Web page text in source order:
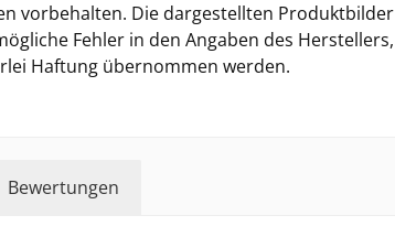
vorbehalten. Die dargestellten Produktbilder
Fehler in den Angaben des Herstellers,
Haftung übernommen werden.
Bewertungen